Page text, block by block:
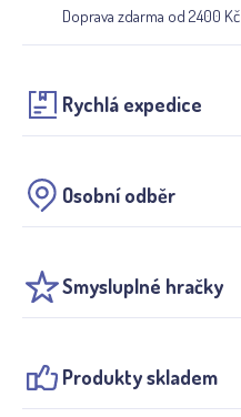
Doprava zdarma od 2400 Kč
Rychlá expedice
Osobní odběr
Smysluplné hračky
Produkty skladem